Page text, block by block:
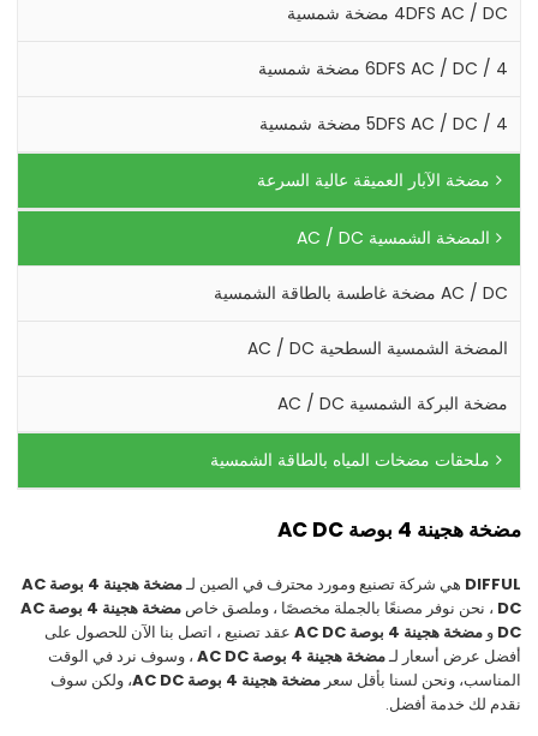
4DFS AC / DC مضخة شمسية
4 / 6DFS AC / DC مضخة شمسية
4 / 5DFS AC / DC مضخة شمسية
مضخة الآبار العميقة عالية السرعة
المضخة الشمسية AC / DC
AC / DC مضخة غاطسة بالطاقة الشمسية
المضخة الشمسية السطحية AC / DC
مضخة البركة الشمسية AC / DC
ملحقات مضخات المياه بالطاقة الشمسية
مضخة هجينة 4 بوصة AC DC
DIFFUL هي شركة تصنيع ومورد محترف في الصين لـ
مضخة هجينة 4 بوصة AC
DC ، نحن نوفر مصنعًا بالجملة مخصصًا ، وملصق خاص
مضخة هجينة 4 بوصة AC
DC ومضخة هجينة 4 بوصة AC DC
عقد تصنيع ، اتصل بنا الآن للحصول على
أفضل عرض أسعار لـمضخة هجينة 4 بوصة AC DC
، وسوف نرد في الوقت
المناسب، ونحن لسنا بأقل سعرمضخة هجينة 4 بوصة AC DC
، ولكن سوف
نقدم لك خدمة أفضل.